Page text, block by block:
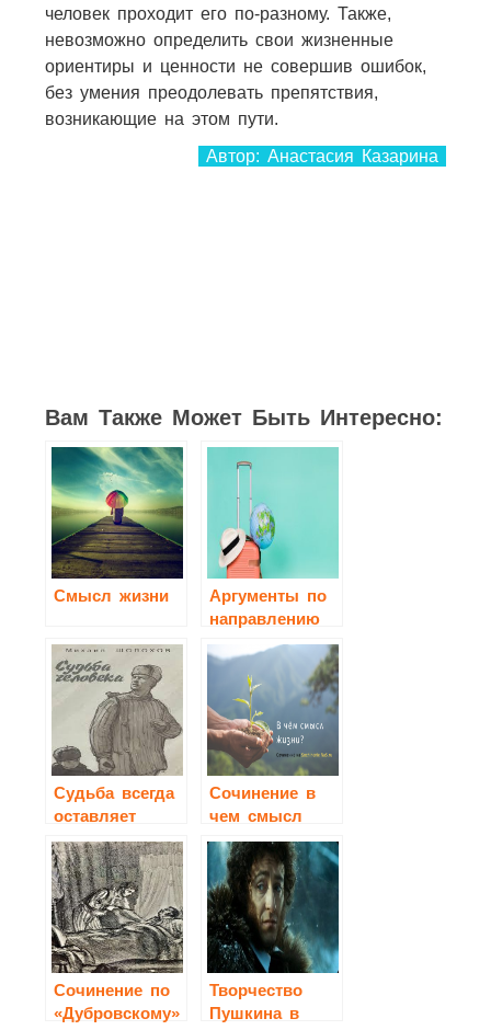
человек проходит его по-разному. Также,
невозможно определить свои жизненные
ориентиры и ценности не совершив ошибок,
без умения преодолевать препятствия,
возникающие на этом пути.
Автор: Анастасия Казарина
Вам Также Может Быть Интересно:
Смысл жизни
Аргументы по
направлению
«Человек
путешествующий:
дорога в жизни
человека»
Судьба всегда
оставляет
человеку
дверцу для
выхода
Сочинение в
чем смысл
жизни
Cочинение по
«Дубровскому»
Творчество
Пушкина в